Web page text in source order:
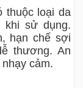
thuộc loại da
khi sử dụng.
hạn chế sợi
thương. An
cảm.